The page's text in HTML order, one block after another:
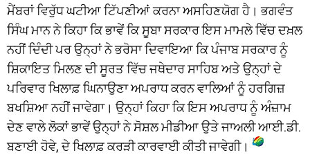
ਮੈਂਬਰਾਂ ਵਿਰੁੱਧ ਘਟੀਆ ਟਿੱਪਣੀਆਂ ਕਰਨਾ ਅਸਹਿਣਯੋਗ ਹੈ। ਭਗਵੰਤ
ਸਿੰਘ ਮਾਨ ਨੇ ਕਿਹਾ ਕਿ ਭਾਵੇਂ ਕਿ ਸੂਬਾ ਸਰਕਾਰ ਇਸ ਮਾਮਲੇ ਵਿੱਚ ਦਖ਼ਲ
ਨਹੀਂ ਦਿੰਦੀ ਪਰ ਉਨ੍ਹਾਂ ਨੇ ਭਰੋਸਾ ਦਿਵਾਇਆ ਕਿ ਪੰਜਾਬ ਸਰਕਾਰ ਨੂੰ
ਸ਼ਿਕਾਇਤ ਮਿਲਣ ਦੀ ਸੂਰਤ ਵਿੱਚ ਜਥੇਦਾਰ ਸਾਹਿਬ ਅਤੇ ਉਨ੍ਹਾਂ ਦੇ
ਪਰਿਵਾਰ ਖਿਲਾਫ਼ ਘਿਨਾਉਣਾ ਅਪਰਾਧ ਕਰਨ ਵਾਲਿਆਂ ਨੂੰ ਹਰਗਿਜ਼
ਬਖਸ਼ਿਆ ਨਹੀਂ ਜਾਵੇਗਾ। ਉਨ੍ਹਾਂ ਕਿਹਾ ਕਿ ਇਸ ਅਪਰਾਧ ਨੂੰ ਅੰਜ਼ਾਮ
ਦੇਣ ਵਾਲੇ ਲੋਕਾਂ ਭਾਵੇਂ ਉਨ੍ਹਾਂ ਨੇ ਸੋਸ਼ਲ ਮੀਡੀਆ ਉਤੇ ਜਾਅਲੀ ਆਈ.ਡੀ.
ਬਣਾਈ ਹੋਵੇ, ਦੇ ਖਿਲਾਫ਼ ਕਰੜੀ ਕਾਰਵਾਈ ਕੀਤੀ ਜਾਵੇਗੀ।